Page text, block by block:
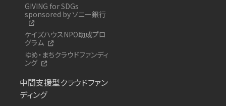
GIVING for SDGs
sponsored by ソニー銀行
ケイズハウスNPO助成プロ
グラム
ゆめ・まちクラウドファンディ
ング
中間支援型クラウドファン
ディング